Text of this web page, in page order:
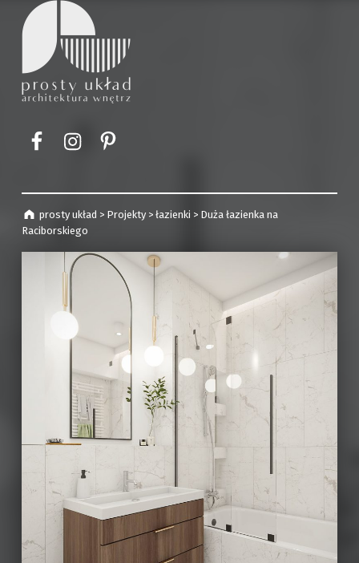
prosty układ > Projekty >łazienki > Duża łazienka na
Raciborskiego